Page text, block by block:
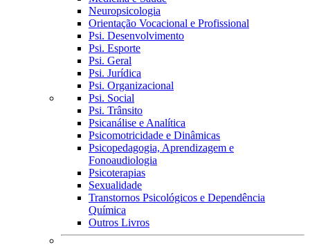
Neuropsicologia
Orientação Vocacional e Profissional
Psi. Desenvolvimento
Psi. Esporte
Psi. Geral
Psi. Jurídica
Psi. Organizacional
Psi. Social
Psi. Trânsito
Psicanálise e Analítica
Psicomotricidade e Dinâmicas
Psicopedagogia, Aprendizagem e
Fonoaudiologia
Psicoterapias
Sexualidade
Transtornos Psicológicos e Dependência
Química
Outros Livros